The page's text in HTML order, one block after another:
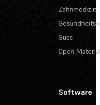
Zahnmedizin
Guss
Open
Software